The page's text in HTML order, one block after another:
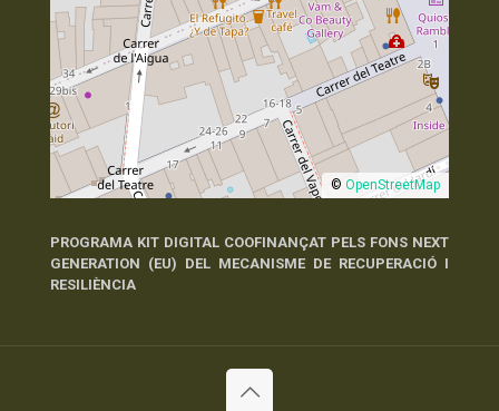
© OpenStreetMap
PROGRAMA KIT DIGITAL COOFINANÇAT PELS FONS NEXT
GENERATION (EU) DEL MECANISME DE RECUPERACIÓ I
RESILIÈNCIA